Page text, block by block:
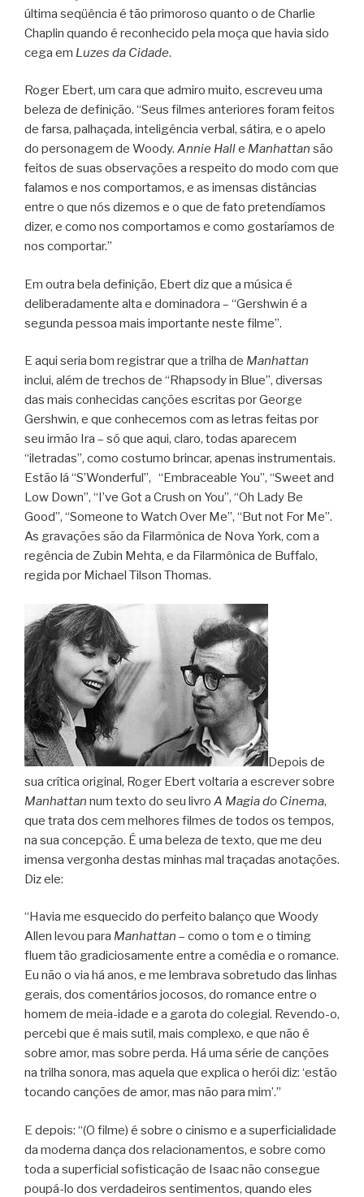
última seqüência é tão primoroso quanto o de Charlie
Chaplin quando é reconhecido pela moça que havia sido
cega em Luzes da Cidade.
Roger Ebert, um cara que admiro muito, escreveu uma
beleza de definição. “Seus filmes anteriores foram feitos
de farsa, palhaçada, inteligência verbal, sátira, e o apelo
do personagem de Woody. Annie Halle Manhattan são
feitos de suas observações a respeito do modo com que
falamos e nos comportamos, e as imensas distâncias
entre o que nós dizemos e o que de fato pretendíamos
dizer, e como nos comportamos e como gostaríamos de
nos comportar.”
Em outra bela definição, Ebert diz que a música é
deliberadamente alta e dominadora – “Gershwin é a
segunda pessoa mais importante neste filme”.
E aqui seria bom registrar que a trilha de Manhattan
inclui, além de trechos de “Rhapsody in Blue”, diversas
das mais conhecidas canções escritas por George
Gershwin, e que conhecemos com as letras feitas por
seu irmão Ira – só que aqui, claro, todas aparecem
“iletradas”, como costumo brincar, apenas instrumentais.
Estão lá “S’Wonderful”, “Embraceable You”, “Sweet and
Low Down”, “I’ve Got a Crush on You”, “Oh Lady Be
Good”, “Someone to Watch Over Me”, “But not For Me”.
As gravações são da Filarmônica de Nova York, com a
regência de Zubin Mehta, e da Filarmônica de Buffalo,
regida por Michael Tilson Thomas.
Depois de
sua crítica original, Roger Ebert voltaria a escrever sobre
Manhattan num texto do seu livro A Magia do Cinema,
que trata dos cem melhores filmes de todos os tempos,
na sua concepção. É uma beleza de texto, que me deu
imensa vergonha destas minhas mal traçadas anotações.
Diz ele:
“Havia me esquecido do perfeito balanço que Woody
Allen levou para Manhattan – como o tom e o timing
fluem tão gradiciosamente entre a comédia e o romance.
Eu não o via há anos, e me lembrava sobretudo das linhas
gerais, dos comentários jocosos, do romance entre o
homem de meia-idade e a garota do colegial. Revendo-o,
percebi que é mais sutil, mais complexo, e que não é
sobre amor, mas sobre perda. Há uma série de canções
na trilha sonora, mas aquela que explica o herói diz: ‘estão
tocando canções de amor, mas não para mim’.”
E depois: “(O filme) é sobre o cinismo e a superficialidade
da moderna dança dos relacionamentos, e sobre como
toda a superficial sofisticação de Isaac não consegue
poupá-lo dos verdadeiros sentimentos, quando eles